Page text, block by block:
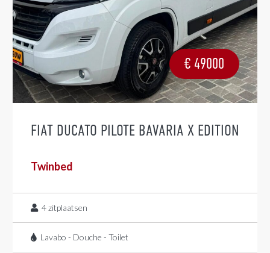
€ 49000
FIAT DUCATO PILOTE BAVARIA X EDITION
Twinbed
4zitplaatsen
Lavabo - Douche - Toilet